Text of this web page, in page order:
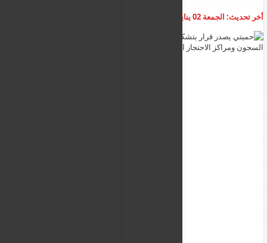
أخر تحديث: الجمعة 02 يناير 2026